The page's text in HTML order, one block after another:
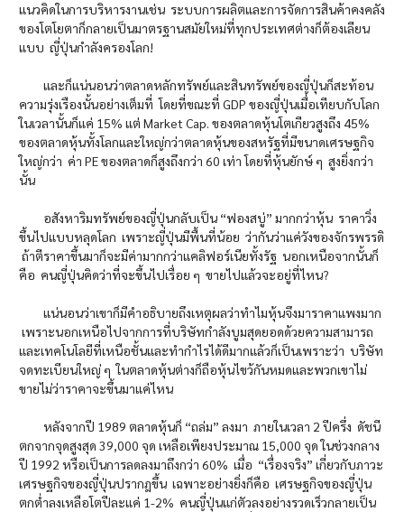
แนวคิดในการบริหารงานเช่น ระบบการผลิตและการจัดการสินค้าคงคลัง
ของโตโยตาก็กลายเป็นมาตรฐานสมัยใหม่ที่ทุกประเทศต่างก็ต้องเลียน
แบบ ญี่ปุ่นกำลังครองโลก!
และก็แน่นอนว่าตลาดหลักทรัพย์และสินทรัพย์ของญี่ปุ่นก็สะท้อน
ความรุ่งเรืองนั้นอย่างเต็มที่ โดยที่ขณะที่ GDP ของญี่ปุ่นเมื่อเทียบกับโลก
ในเวลานั้นก็แค่ 15% แต่ Market Cap. ของตลาดหุ้นโตเกียวสูงถึง 45%
ของตลาดหุ้นทั้งโลกและใหญ่กว่าตลาดหุ้นของสหรัฐที่มีขนาดเศรษฐกิจ
ใหญ่กว่า ค่า PE ของตลาดก็สูงถึงกว่า 60 เท่า โดยที่หุ้นยักษ์ ๆ สูงยิ่งกว่า
นั้น
อสังหาริมทรัพย์ของญี่ปุ่นกลับเป็น “ฟองสบู่” มากกว่าหุ้น ราคาวิ่ง
ขึ้นไปแบบหลุดโลก เพราะญี่ปุ่นมีพื้นที่น้อย ว่ากันว่าแค่วังของจักรพรรดิ
ถ้าตีราคาขึ้นมาก็จะมีค่ามากกว่าแคลิฟอร์เนียทั้งรัฐ นอกเหนือจากนั้นก็
คือ คนญี่ปุ่นคิดว่าที่จะขึ้นไปเรื่อย ๆ ขายไปแล้วจะอยู่ที่ไหน?
แน่นอนว่าเขาก็มีคำอธิบายถึงเหตุผลว่าทำไมหุ้นจึงมาราคาแพงมาก
เพราะนอกเหนือไปจากการที่บริษัทกำลังบูมสุดยอดด้วยความสามารถ
และเทคโนโลยีที่เหนือชั้นและทำกำไรได้ดีมากแล้วก็เป็นเพราะว่า บริษัท
จดทะเบียนใหญ่ ๆ ในตลาดหุ้นต่างก็ถือหุ้นไขว้กันหมดและพวกเขาไม่
ขายไม่ว่าราคาจะขึ้นมาแค่ไหน
หลังจากปี 1989 ตลาดหุ้นก็ “ถล่ม” ลงมา ภายในเวลา 2 ปีครึ่ง ดัชนี
ตกจากจุดสูงสุด 39,000 จุด เหลือเพียงประมาณ 15,000 จุด ในช่วงกลาง
ปี 1992 หรือเป็นการลดลงมาถึงกว่า 60% เมื่อ “เรื่องจริง” เกี่ยวกับภาวะ
เศรษฐกิจของญี่ปุ่นปรากฎขึ้น เฉพาะอย่างยิ่งก็คือ เศรษฐกิจของญี่ปุ่น
ตกต่ำลงเหลือโตปีละแค่ 1-2% คนญี่ปุ่นแก่ตัวลงอย่างรวดเร็วกลายเป็น